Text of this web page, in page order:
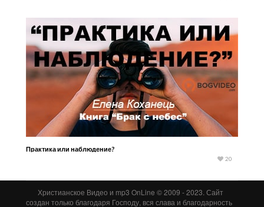
Практика или наблюдение?
20
Христианское Видео и mp3 OnLine © 2009 - 2023. Сайт
создан только благодаря Господу, вся слава и благодарность